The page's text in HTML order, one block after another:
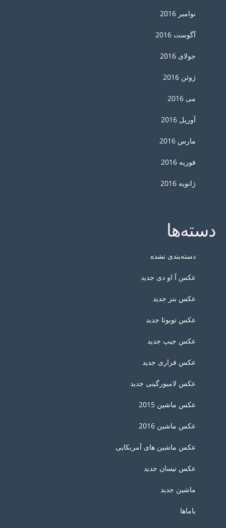
نوامبر 2016
آگوست 2016
جولای 2016
ژوئن 2016
می 2016
آوریل 2016
مارس 2016
فوریه 2016
ژانویه 2016
دسته‌ها
دسته‌بندی نشده
عکس آ او دی جدید
عکس بنز جدید
عکس تویوتا جدید
عکس جیپ جدید
عکس فراری جدید
عکس لامبورگینی جدید
عکس ماشین 2015
عکس ماشین 2016
عکس ماشین های آمربکایی
عکس نیسان جدید
ماشین جدید
یاماها